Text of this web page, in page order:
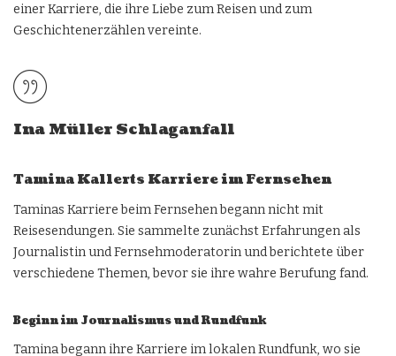
einer Karriere, die ihre Liebe zum Reisen und zum
Geschichtenerzählen vereinte.
Ina Müller Schlaganfall
Tamina Kallerts Karriere im Fernsehen
Taminas Karriere beim Fernsehen begann nicht mit
Reisesendungen. Sie sammelte zunächst Erfahrungen als
Journalistin und Fernsehmoderatorin und berichtete über
verschiedene Themen, bevor sie ihre wahre Berufung fand.
Beginn im Journalismus und Rundfunk
Tamina begann ihre Karriere im lokalen Rundfunk, wo sie